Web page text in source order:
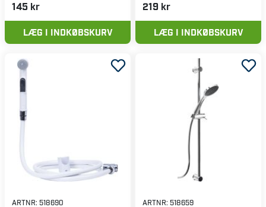
145 kr
LÆG I INDKØBSKURV
219 kr
LÆG I INDKØBSKURV
ARTNR: 518690 ARTNR: 518659